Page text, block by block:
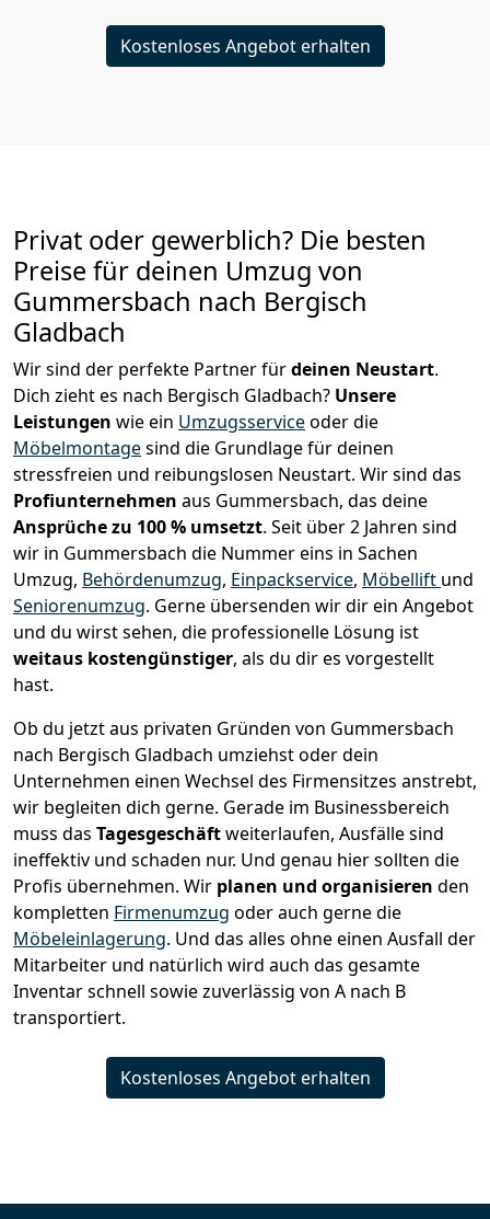
Kostenloses Angebot erhalten
Privat oder gewerblich? Die besten
Preise für deinen Umzug von
Gummersbach nach Bergisch
Gladbach
Wir sind der perfekte Partner fürdeinen Neustart.
Dich zieht es nach Bergisch Gladbach? Unsere
Leistungen wie ein Umzugsserviceoder die
Möbelmontagesind die Grundlage für deinen
stressfreien und reibungslosen Neustart. Wir sind das
Profiunternehmen aus Gummersbach, das deine
Ansprüche zu 100 % umsetzt. Seit über 2 Jahren sind
wir in Gummersbach die Nummer eins in Sachen
Umzug, Behördenumzug, Einpackservice, Möbellift und
Seniorenumzug. Gerne übersenden wir dir ein Angebot
und du wirst sehen, die professionelle Lösung ist
weitaus kostengünstiger, als du dir es vorgestellt
hast.
Ob du jetzt aus privaten Gründen von Gummersbach
nach Bergisch Gladbach umziehst oder dein
Unternehmen einen Wechsel des Firmensitzes anstrebt,
wir begleiten dich gerne. Gerade im Businessbereich
muss das Tagesgeschäftweiterlaufen, Ausfälle sind
ineffektiv und schaden nur. Und genau hier sollten die
Profis übernehmen. Wir planen und organisieren den
kompletten Firmenumzug oder auch gerne die
Möbeleinlagerung. Und das alles ohne einen Ausfall der
Mitarbeiter und natürlich wird auch das gesamte
Inventar schnell sowie zuverlässig von A nach B
transportiert.
Kostenloses Angebot erhalten